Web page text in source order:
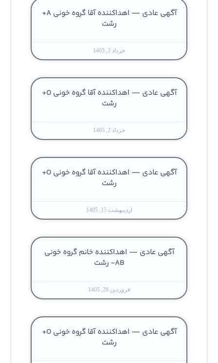
آگهی عادی — اهداکننده آقا گروه خونی A+
رشت
خرداد 3, 1405
آگهی عادی — اهداکننده آقا گروه خونی O+
رشت
خرداد 2, 1405
آگهی عادی — اهداکننده آقا گروه خونی O+
رشت
اردیبهشت 15, 1405
آگهی عادی — اهداکننده خانم گروه خونی
AB- رشت
فروردین 28, 1405
آگهی عادی — اهداکننده آقا گروه خونی O+
رشت